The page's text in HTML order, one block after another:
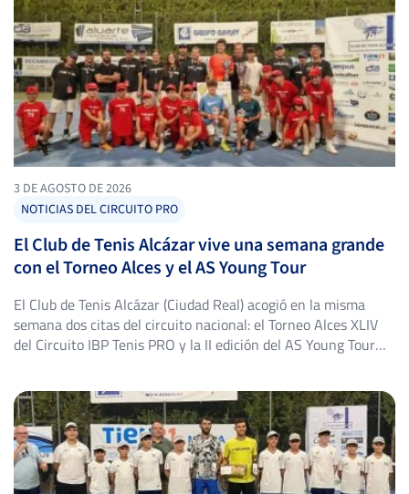
3 DE AGOSTO DE 2026
NOTICIAS DEL CIRCUITO PRO
El Club de Tenis Alcázar vive una semana grande
con el Torneo Alces y el AS Young Tour
El Club de Tenis Alcázar (Ciudad Real) acogió en la misma
semana dos citas del circuito nacional: el Torneo Alces XLIV
del Circuito IBP Tenis PRO y la II edición del AS Young Tour
Escribano El Torneo Alces […]